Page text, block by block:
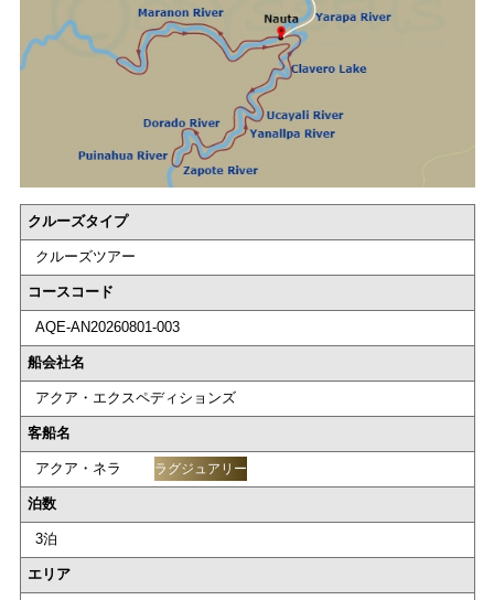
クルーズタイプ
クルーズツアー
コースコード
AQE-AN20260801-003
船会社名
アクア・エクスペディションズ
客船名
アクア・ネラ ラグジュアリー
泊数
3泊
エリア